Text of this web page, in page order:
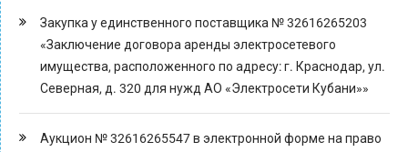
Закупка у единственного поставщика № 32616265203
«Заключение договора аренды электросетевого
имущества, расположенного по адресу: г. Краснодар, ул.
Северная, д. 320 для нужд АО «Электросети Кубани»»
Аукцион № 32616265547 в электронной форме на право